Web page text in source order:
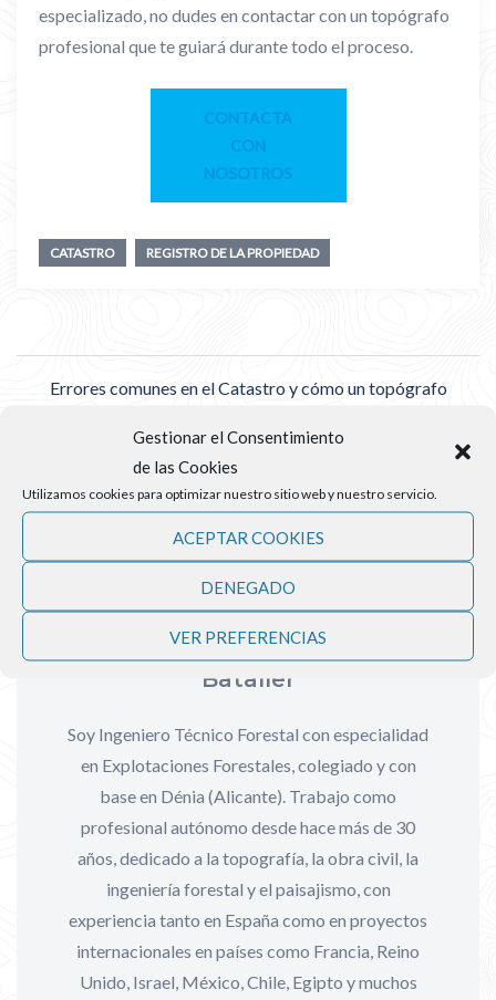
Gestionar el Consentimiento
de las Cookies
Utilizamos cookies para optimizar nuestro sitio web y nuestro servicio.
ACEPTAR COOKIES
DENEGADO
VER PREFERENCIAS
especializado, no dudes en contactar con un topógrafo
profesional que te guiará durante todo el proceso.
CONTACTA
CON
NOSOTROS
CATASTRO REGISTRO DE LA PROPIEDAD
Errores comunes en el Catastro y cómo un topógrafo
Por Juan Salvador Molina
Bataller
Soy Ingeniero Técnico Forestal con especialidad
en Explotaciones Forestales, colegiado y con
base en Dénia (Alicante). Trabajo como
profesional autónomo desde hace más de 30
años, dedicado a la topografía, la obra civil, la
ingeniería forestal y el paisajismo, con
experiencia tanto en España como en proyectos
internacionales en países como Francia, Reino
Unido, Israel, México, Chile, Egipto y muchos